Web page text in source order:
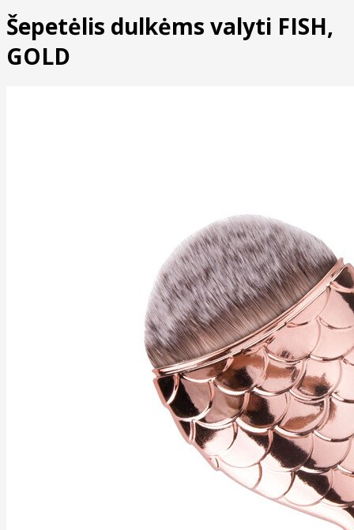
Šepetėlis dulkėms valyti FISH,
GOLD